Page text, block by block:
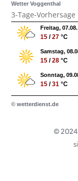
Wetter Voggenthal
3-Tage-Vorhersage
Freitag, 07.08.
15 /27 °C
Samstag,
15 /28 °C
Sonntag,
15 /31 °C
© wetterdienst.de
© 2024